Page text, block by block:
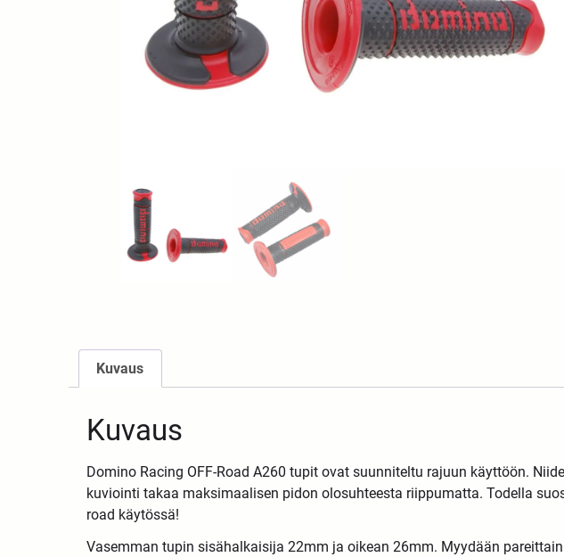
Kuvaus
Kuvaus
Domino Racing OFF-Road A260 tupit ovat suunniteltu rajuun käyttöön.
kuviointi takaa maksimaalisen pidon olosuhteesta riippumatta. Todella
road käytössä!
Vasemman tupin sisähalkaisija 22mm ja oikean 26mm. Myydään